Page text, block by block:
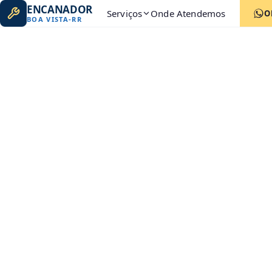
ENCANADOR
BOA VISTA-RR Serviços Onde Atendemos